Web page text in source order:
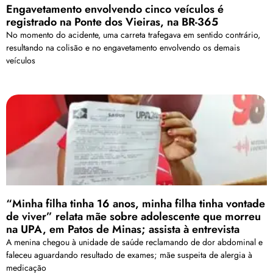
Engavetamento envolvendo cinco veículos é
registrado na Ponte dos Vieiras, na BR-365
No momento do acidente, uma carreta trafegava em sentido contrário,
resultando na colisão e no engavetamento envolvendo os demais
veículos
“Minha filha tinha 16 anos, minha filha tinha vontade
de viver” relata mãe sobre adolescente que morreu
na UPA, em Patos de Minas; assista à entrevista
A menina chegou à unidade de saúde reclamando de dor abdominal e
faleceu aguardando resultado de exames; mãe suspeita de alergia à
medicação